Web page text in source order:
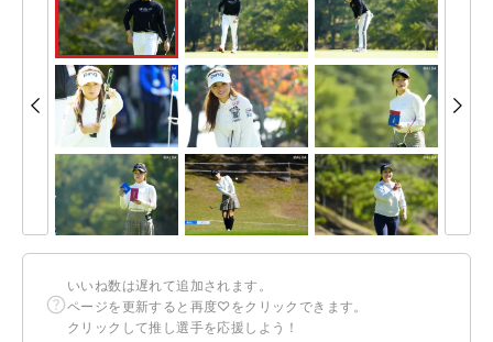
いいね数は遅れて追加されます。
ページを更新すると再度♡をクリックできます。
クリックして推し選手を応援しよう！